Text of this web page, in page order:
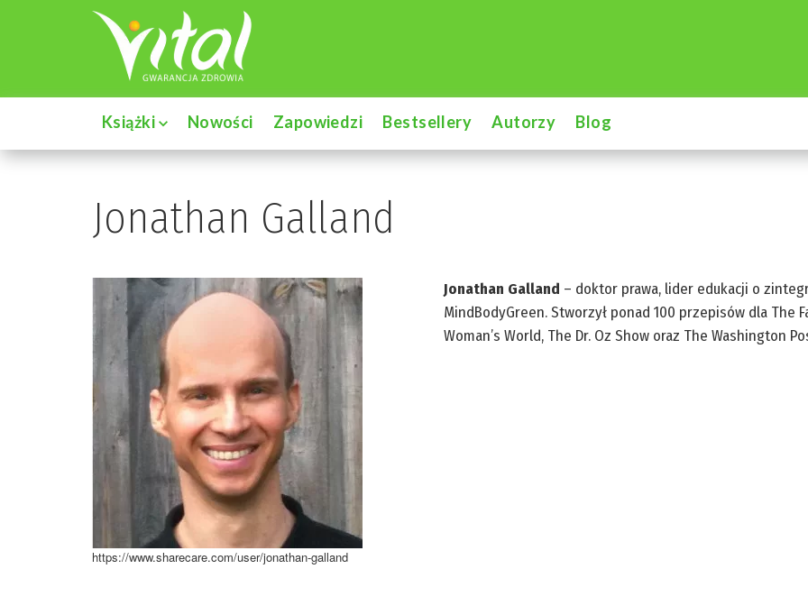
Książki Nowości Zapowiedzi Bestsellery Autorzy Blog
Jonathan Galland
https://www.sharecare.com/user/jonathan-galland
Jonathan Galland – doktor prawa, lider edukacji o
MindBodyGreen. Stworzył ponad 100 przepisów dla The
Woman’s World, The Dr. Oz Show oraz The Washington